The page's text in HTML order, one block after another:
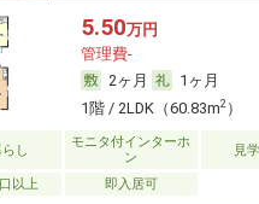
5.50万円
管理費-
2ヶ月
1ヶ月
1階 / 2LDK（60.83m2）
し
モニタ付インターホ
ン
見
以上 即入居可